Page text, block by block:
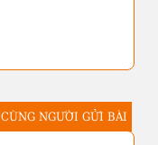
CÙNG NGƯỜI GỬI BÀI